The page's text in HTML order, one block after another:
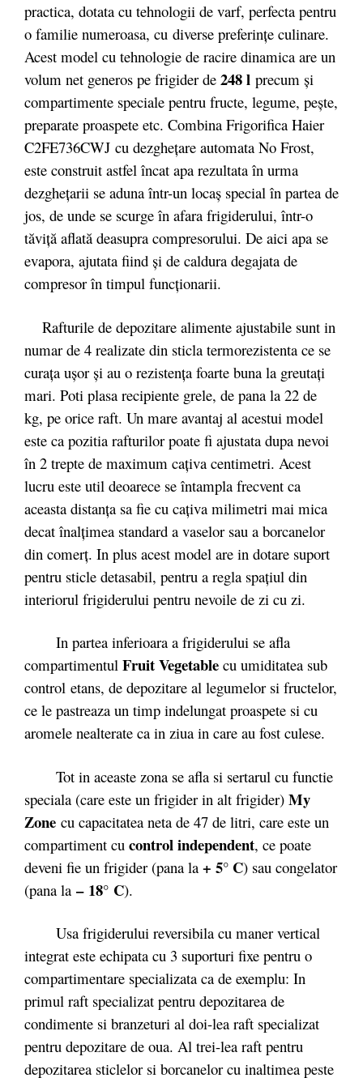
practica, dotata cu tehnologii de varf, perfecta pentru
o familie numeroasa, cu diverse preferințe culinare.
Acest model cu tehnologie de racire dinamica are un
volum net generos pe frigider de 248 l precum și
compartimente speciale pentru fructe, legume, pește,
preparate proaspete etc. Combina Frigorifica Haier
C2FE736CWJ cu dezgheţare automata No Frost,
este construit astfel încat apa rezultata în urma
dezgheţarii se aduna într-un locaş special în partea de
jos, de unde se scurge în afara frigiderului, într-o
tăviţă aflată deasupra compresorului. De aici apa se
evapora, ajutata fiind şi de caldura degajata de
compresor în timpul funcţionarii.
Rafturile de depozitare alimente ajustabile sunt in
numar de 4 realizate din sticla termorezistenta ce se
curața ușor și au o rezistența foarte buna la greutați
mari. Poti plasa recipiente grele, de pana la 22 de
kg, pe orice raft. Un mare avantaj al acestui model
este ca pozitia rafturilor poate fi ajustata dupa nevoi
în 2 trepte de maximum caţiva centimetri. Acest
lucru este util deoarece se întampla frecvent ca
aceasta distanţa sa fie cu caţiva milimetri mai mica
decat înalţimea standard a vaselor sau a borcanelor
din comerţ. In plus acest model are in dotare suport
pentru sticle detasabil, pentru a regla spațiul din
interiorul frigiderului pentru nevoile de zi cu zi.
In partea inferioara a frigiderului se afla
compartimentul Fruit Vegetable cu umiditatea sub
control etans, de depozitare al legumelor si fructelor,
ce le pastreaza un timp indelungat proaspete si cu
aromele nealterate ca in ziua in care au fost culese.
Tot in aceaste zona se afla si sertarul cu functie
speciala (care este un frigider in alt frigider) My
Zone cu capacitatea neta de 47 de litri, care este un
compartiment cu control independent, ce poate
deveni fie un frigider (pana la + 5° C) sau congelator
(pana la – 18° C).
Usa frigiderului reversibila cu maner vertical
integrat este echipata cu 3 suporturi fixe pentru o
compartimentare specializata ca de exemplu: In
primul raft specializat pentru depozitarea de
condimente si branzeturi al doi-lea raft specializat
pentru depozitare de oua. Al trei-lea raft pentru
depozitarea sticlelor si borcanelor cu inaltimea peste